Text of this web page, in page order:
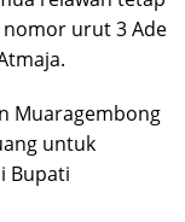
urut 3 Ade
Muaragembong
untuk
Bupati